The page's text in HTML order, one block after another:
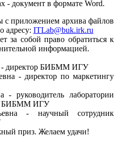
- документ в формате Word.
с приложением архива файлов
адресу: ITLab@buk.irk.ru
за собой право обратиться к
информацией.
- директор БИБММ ИГУ
- директор по маркетингу
- руководитель лаборатории
БИБММ ИГУ
- научный сотрудник
приз. Желаем удачи!